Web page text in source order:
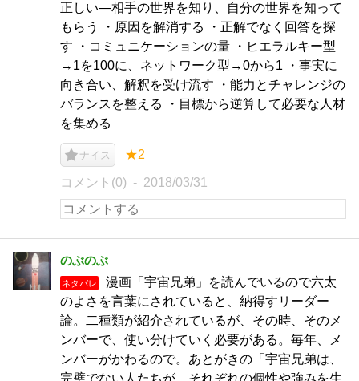
正しい―相手の世界を知り、自分の世界を知って
もらう ・原因を解消する ・正解でなく回答を探
す ・コミュニケーションの量 ・ヒエラルキー型
→1を100に、ネットワーク型→0から1 ・事実に
向き合い、解釈を受け流す ・能力とチャレンジの
バランスを整える ・目標から逆算して必要な人材
を集める
ナイス ★2
コメント(0) 2018/03/31
のぶのぶ
ネタバレ
漫画「宇宙兄弟」を読んでいるので六太
のよさを言葉にされていると、納得すリーダー
論。二種類が紹介されているが、その時、そのメ
ンバーで、使い分けていく必要がある。毎年、メ
ンバーがかわるので。あとがきの「宇宙兄弟は、
完璧でない人たちが、それぞれの個性や強みを生